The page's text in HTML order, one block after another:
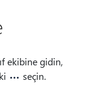
ekibine gidin,
seçin.